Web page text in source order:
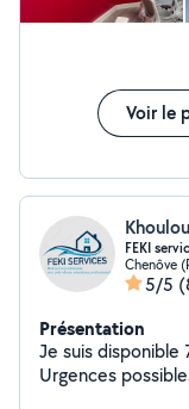
Voir le
FEKI
Chenôve
5/5
Présentation
Je suis disponible 7j/7 Interventions sur
Urgences possibles Je suis dans le métier depuis 20